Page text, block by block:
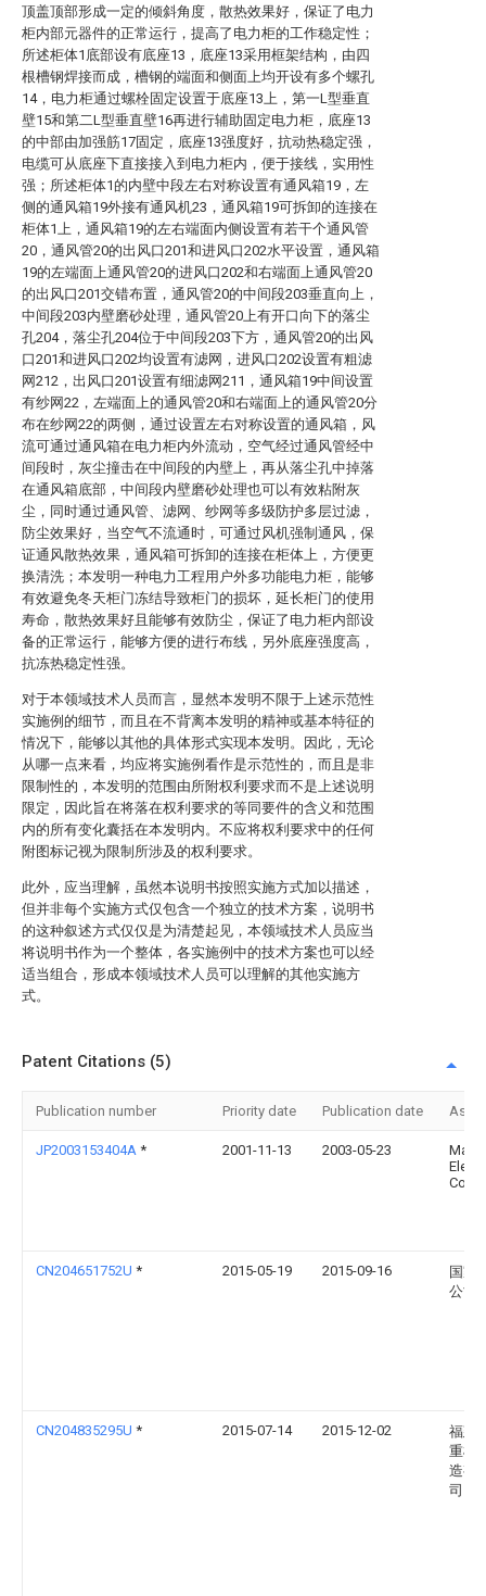
顶盖顶部形成一定的倾斜角度，散热效果好，保证了电力
柜内部元器件的正常运行，提高了电力柜的工作稳定性；
所述柜体1底部设有底座13，底座13采用框架结构，由四
根槽钢焊接而成，槽钢的端面和侧面上均开设有多个螺孔
14，电力柜通过螺栓固定设置于底座13上，第一L型垂直
壁15和第二L型垂直壁16再进行辅助固定电力柜，底座13
的中部由加强筋17固定，底座13强度好，抗动热稳定强，
电缆可从底座下直接接入到电力柜内，便于接线，实用性
强；所述柜体1的内壁中段左右对称设置有通风箱19，左
侧的通风箱19外接有通风机23，通风箱19可拆卸的连接在
柜体1上，通风箱19的左右端面内侧设置有若干个通风管
20，通风管20的出风口201和进风口202水平设置，通风箱
19的左端面上通风管20的进风口202和右端面上通风管20
的出风口201交错布置，通风管20的中间段203垂直向上，
中间段203内壁磨砂处理，通风管20上有开口向下的落尘
孔204，落尘孔204位于中间段203下方，通风管20的出风
口201和进风口202均设置有滤网，进风口202设置有粗滤
网212，出风口201设置有细滤网211，通风箱19中间设置
有纱网22，左端面上的通风管20和右端面上的通风管20分
布在纱网22的两侧，通过设置左右对称设置的通风箱，风
流可通过通风箱在电力柜内外流动，空气经过通风管经中
间段时，灰尘撞击在中间段的内壁上，再从落尘孔中掉落
在通风箱底部，中间段内壁磨砂处理也可以有效粘附灰
尘，同时通过通风管、滤网、纱网等多级防护多层过滤，
防尘效果好，当空气不流通时，可通过风机强制通风，保
证通风散热效果，通风箱可拆卸的连接在柜体上，方便更
换清洗；本发明一种电力工程用户外多功能电力柜，能够
有效避免冬天柜门冻结导致柜门的损坏，延长柜门的使用
寿命，散热效果好且能够有效防尘，保证了电力柜内部设
备的正常运行，能够方便的进行布线，另外底座强度高，
抗冻热稳定性强。
对于本领域技术人员而言，显然本发明不限于上述示范性
实施例的细节，而且在不背离本发明的精神或基本特征的
情况下，能够以其他的具体形式实现本发明。因此，无论
从哪一点来看，均应将实施例看作是示范性的，而且是非
限制性的，本发明的范围由所附权利要求而不是上述说明
限定，因此旨在将落在权利要求的等同要件的含义和范围
内的所有变化囊括在本发明内。不应将权利要求中的任何
附图标记视为限制所涉及的权利要求。
此外，应当理解，虽然本说明书按照实施方式加以描述，
但并非每个实施方式仅包含一个独立的技术方案，说明书
的这种叙述方式仅仅是为清楚起见，本领域技术人员应当
将说明书作为一个整体，各实施例中的技术方案也可以经
适当组合，形成本领域技术人员可以理解的其他实施方
式。
Patent Citations (5)
Publication number Priority date Publication date
JP2003153404A * 2001-11-13 2003-05-23
Co
CN204651752U * 2015-05-19 2015-09-16
国家
公司
CN204835295U * 2015-07-14 2015-12-02
福建
重机
造有
司